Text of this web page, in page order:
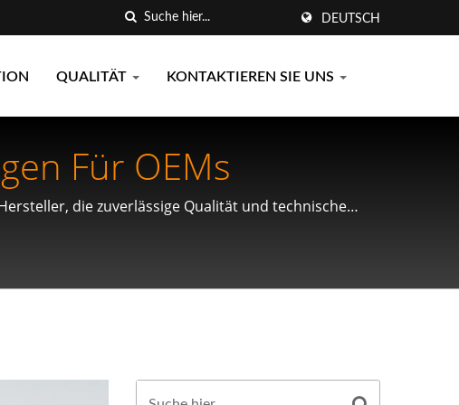
DEUTSCH
QUALITÄT KONTAKTIEREN SIE UNS
Für OEMs
die zuverlässige Qualität und technische